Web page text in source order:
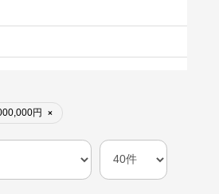
円 ×